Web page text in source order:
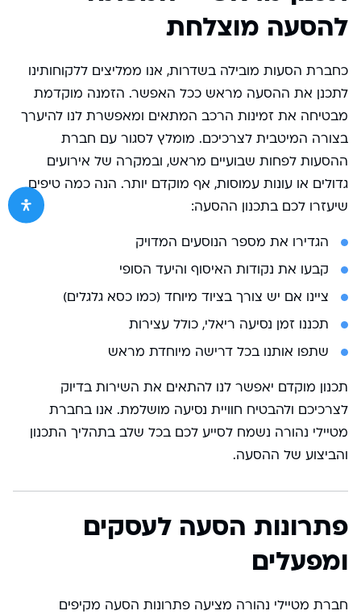
להסעה מוצלחת
כחברת הסעות מובילה בשדרות, אנו ממליצים ללקוחותינו
לתכנן את ההסעה מראש ככל האפשר. הזמנה מוקדמת
מבטיחה את זמינות הרכב המתאים ומאפשרת לנו להיערך
בצורה המיטבית לצרכיכם. מומלץ לסגור עם חברת
ההסעות לפחות שבועיים מראש, ובמקרה של אירועים
גדולים או עונות עמוסות, אף מוקדם יותר. הנה כמה טיפים
שיעזרו לכם בתכנון ההסעה:
הגדירו את מספר הנוסעים המדויק
קבעו את נקודות האיסוף והיעד הסופי
ציינו אם יש צורך בציוד מיוחד (כמו כסא גלגלים)
תכננו זמן נסיעה ריאלי, כולל עצירות
שתפו אותנו בכל דרישה מיוחדת מראש
תכנון מוקדם יאפשר לנו להתאים את השירות בדיוק
לצרכיכם ולהבטיח חוויית נסיעה מושלמת. אנו בחברת
מטיילי נהורה נשמח לסייע לכם בכל שלב בתהליך התכנון
והביצוע של ההסעה.
פתרונות הסעה לעסקים
ומפעלים
חברת מטיילי נהורה מציעה פתרונות הסעה מקיפים